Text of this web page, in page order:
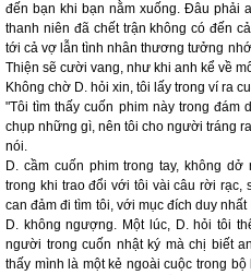
đến bạn khi bạn nằm xuống. Đâu phải
thanh niên đã chết trận không có đến
tới cả vợ lẫn tình nhân thương tưởng
Thiện sẽ cười vang, như khi anh kể về
Không chờ D. hỏi xin, tôi lấy trong ví ra
"Tôi tìm thấy cuốn phim này trong đám
chụp những gì, nên tôi cho người tráng
nói.
D. cầm cuốn phim trong tay, không
trong khi trao đổi với tôi vài câu rời rạc,
can đảm đi tìm tôi, với mục đích duy
D. không ngượng. Một lúc, D. hỏi tôi
người trong cuốn nhật ký mà chị biết
thấy mình là một kẻ ngoài cuộc trong